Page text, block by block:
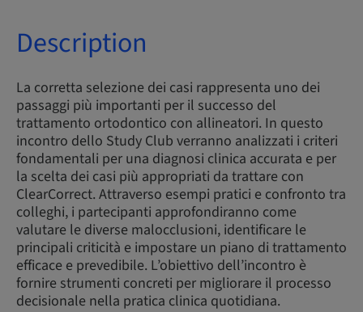
Description
La corretta selezione dei casi rappresenta uno dei
passaggi più importanti per il successo del
trattamento ortodontico con allineatori. In questo
incontro dello Study Club verranno analizzati i criteri
fondamentali per una diagnosi clinica accurata e per
la scelta dei casi più appropriati da trattare con
ClearCorrect. Attraverso esempi pratici e confronto tra
colleghi, i partecipanti approfondiranno come
valutare le diverse malocclusioni, identificare le
principali criticità e impostare un piano di trattamento
efficace e prevedibile. L’obiettivo dell’incontro è
fornire strumenti concreti per migliorare il processo
decisionale nella pratica clinica quotidiana.